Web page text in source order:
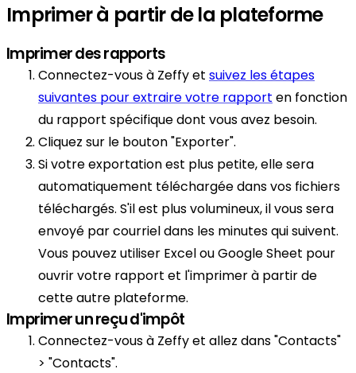
Imprimer à partir de la plateforme
Imprimer des rapports
Connectez-vous à Zeffy et suivez les étapes
suivantes pour extraire votre rapport en fonction
du rapport spécifique dont vous avez besoin.
Cliquez sur le bouton "Exporter".
Si votre exportation est plus petite, elle sera
automatiquement téléchargée dans vos fichiers
téléchargés. S'il est plus volumineux, il vous sera
envoyé par courriel dans les minutes qui suivent.
Vous pouvez utiliser Excel ou Google Sheet pour
ouvrir votre rapport et l'imprimer à partir de
cette autre plateforme.
Imprimer un reçu d'impôt
Connectez-vous à Zeffy et allez dans "Contacts"
> "Contacts".